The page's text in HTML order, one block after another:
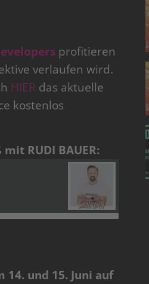
profitieren
verlaufen wird.
HIER das aktuelle
kostenlos
RUDI BAUER:
und 15. Juni auf